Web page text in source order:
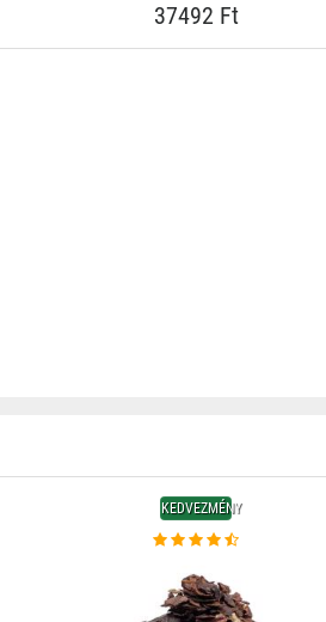
37492 Ft
KEDVEZMÉNY